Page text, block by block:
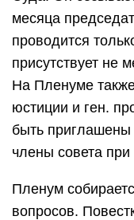
месяца
проводится
присутствует не
На Пленуме
юстиции и ген.
быть приглашены
члены совета
Пленум
вопросов.